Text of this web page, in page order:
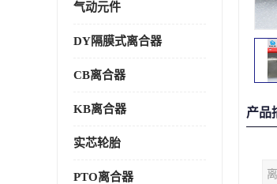
气动元件
DY隔膜式离合器
CB离合器
KB离合器
实芯轮胎
PTO离合器
产品